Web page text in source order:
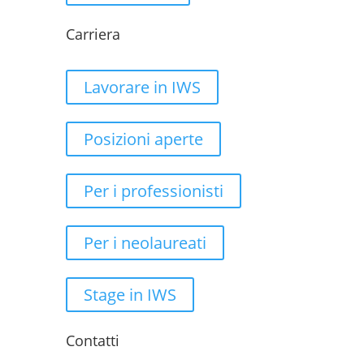
Carriera
Lavorare in IWS
Posizioni aperte
Per i professionisti
Per i neolaureati
Stage in IWS
Contatti